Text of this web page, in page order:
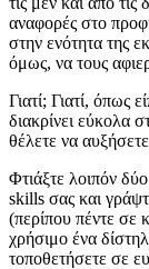
αναφορές στο
στην ενότητα της
όμως, να τους
Γιατί; Γιατί, όπως
διακρίνει εύκολα
θέλετε να
Φτιάξτε λοιπόν
skills σας και
(περίπου πέντε σε
χρήσιμο ένα
τοποθετήσετε σε